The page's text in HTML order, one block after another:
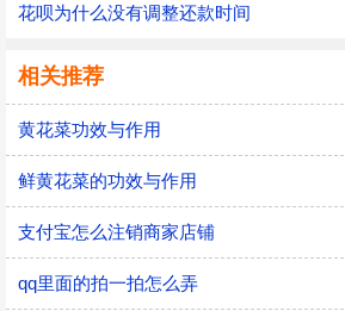
花呗为什么没有调整还款时间
相关推荐
黄花菜功效与作用
鲜黄花菜的功效与作用
支付宝怎么注销商家店铺
qq里面的拍一拍怎么弄